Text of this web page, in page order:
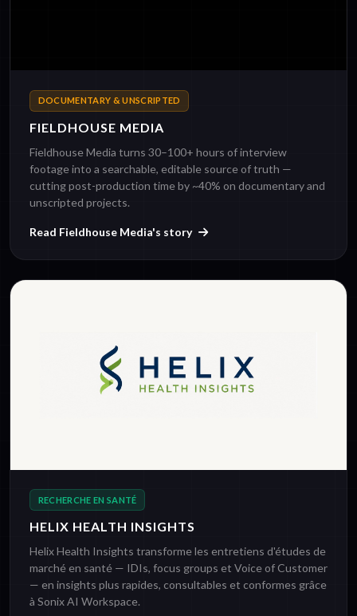
DOCUMENTARY & UNSCRIPTED
FIELDHOUSE MEDIA
Fieldhouse Media turns 30–100+ hours of interview
footage into a searchable, editable source of truth —
cutting post-production time by ~40% on documentary and
unscripted projects.
Read Fieldhouse Media's story
RECHERCHE EN SANTÉ
HELIX HEALTH INSIGHTS
Helix Health Insights transforme les entretiens d'études de
marché en santé — IDIs, focus groups et Voice of Customer
— en insights plus rapides, consultables et conformes grâce
à Sonix AI Workspace.